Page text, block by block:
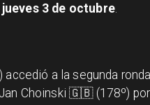
3 de octubre.
a la segunda
Choinski 🇬🇧 (178º) por